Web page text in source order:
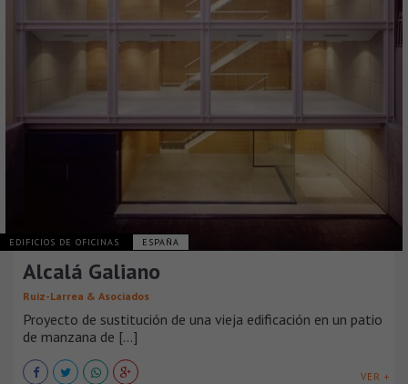
EDIFICIOS DE OFICINAS ESPAÑA
Alcalá Galiano
Ruiz-Larrea & Asociados
Proyecto de sustitución de una vieja edificación en un patio
de manzana de [...]
VER +